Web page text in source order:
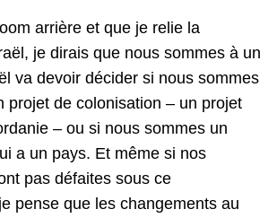
arrière et que je relie la
je dirais que nous sommes à un
va devoir décider si nous sommes
projet de colonisation – un projet
– ou si nous sommes un
a un pays. Et même si nos
pas défaites sous ce
pense que les changements au